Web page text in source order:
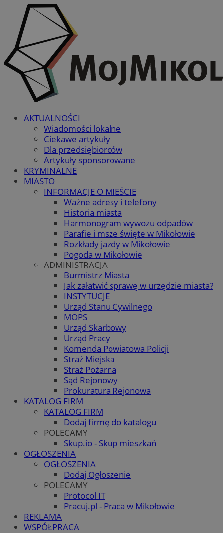
AKTUALNOŚCI
Wiadomości lokalne
Ciekawe artykuły
Dla przedsiębiorców
Artykuły sponsorowane
KRYMINALNE
MIASTO
INFORMACJE O MIEŚCIE
Ważne adresy i telefony
Historia miasta
Harmonogram wywozu odpadów
Parafie i msze święte w Mikołowie
Rozkłady jazdy w Mikołowie
Pogoda w Mikołowie
ADMINISTRACJA
Burmistrz Miasta
Jak załatwić sprawę w urzędzie miasta?
INSTYTUCJE
Urząd Stanu Cywilnego
MOPS
Urząd Skarbowy
Urząd Pracy
Komenda Powiatowa Policji
Straż Miejska
Straż Pożarna
Sąd Rejonowy
Prokuratura Rejonowa
KATALOG FIRM
KATALOG FIRM
Dodaj firmę do katalogu
POLECAMY
Skup.io - Skup mieszkań
OGŁOSZENIA
OGŁOSZENIA
Dodaj Ogłoszenie
POLECAMY
Protocol IT
Pracuj.pl - Praca w Mikołowie
REKLAMA
WSPÓŁPRACA